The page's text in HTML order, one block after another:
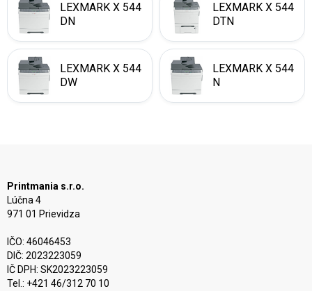
LEXMARK X 544
DN
LEXMARK X 544
DTN
LEXMARK X 544
DW
LEXMARK X 544
N
Printmania s.r.o.
Lúčna 4
971 01 Prievidza
IČO: 46046453
DIČ: 2023223059
IČ DPH: SK2023223059
Tel.: +421 46/312 70 10